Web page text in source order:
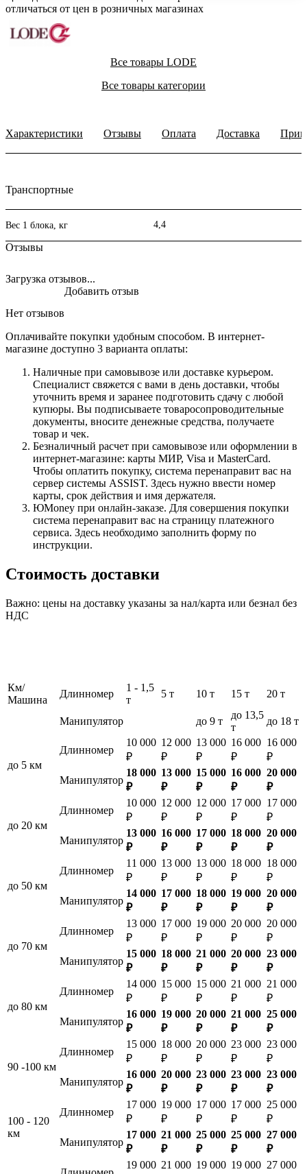
отличаться от цен в розничных магазинах
Все товары LODE
Все товары категории
Характеристики Отзывы Оплата Доставка
Транспортные
Вес 1 блока, кг 4,4
Отзывы
Загрузка отзывов...
Нет отзывов
Добавить отзыв
Оплачивайте покупки удобным способом. В интернет-
магазине доступно 3 варианта оплаты:
Наличные при самовывозе или доставке курьером.
Специалист свяжется с вами в день доставки, чтобы
уточнить время и заранее подготовить сдачу с любой
купюры. Вы подписываете товаросопроводительные
документы, вносите денежные средства, получаете
товар и чек.
Безналичный расчет при самовывозе или оформлении в
интернет-магазине: карты МИР, Visa и MasterCard.
Чтобы оплатить покупку, система перенаправит вас на
сервер системы ASSIST. Здесь нужно ввести номер
карты, срок действия и имя держателя.
ЮMoney при онлайн-заказе. Для совершения покупки
система перенаправит вас на страницу платежного
сервиса. Здесь необходимо заполнить форму по
инструкции.
Стоимость доставки
Важно: цены на доставку указаны за нал/карта или безнал без
НДС
Км/
Машина
Длинномер
1 - 1,5
т
5 т 10 т 15 т 20 т
Манипулятор до 9 т
до 13,5
т
до 18 т
до 5 км
Длинномер
10 000
₽
12 000
₽
13 000
₽
16 000
₽
16 000
₽
Манипулятор
18 000
₽
13 000
₽
15 000
₽
16 000
₽
20 000
₽
до 20 км
Длинномер
10 000
₽
12 000
₽
12 000
₽
17 000
₽
17 000
₽
Манипулятор
13 000
₽
16 000
₽
17 000
₽
18 000
₽
20 000
₽
до 50 км
Длинномер
11 000
₽
13 000
₽
13 000
₽
18 000
₽
18 000
₽
Манипулятор
14 000
₽
17 000
₽
18 000
₽
19 000
₽
20 000
₽
до 70 км
Длинномер
13 000
₽
17 000
₽
19 000
₽
20 000
₽
20 000
₽
Манипулятор
15 000
₽
18 000
₽
21 000
₽
20 000
₽
23 000
₽
до 80 км
Длинномер
14 000
₽
15 000
₽
15 000
₽
21 000
₽
21 000
₽
Манипулятор
16 000
₽
19 000
₽
20 000
₽
21 000
₽
25 000
₽
90 -100 км
Длинномер
15 000
₽
18 000
₽
20 000
₽
23 000
₽
23 000
₽
Манипулятор
16 000
₽
20 000
₽
23 000
₽
23 000
₽
23 000
₽
100 - 120
км
Длинномер
17 000
₽
19 000
₽
17 000
₽
17 000
₽
25 000
₽
Манипулятор
17 000
₽
21 000
₽
25 000
₽
25 000
₽
27 000
₽
19 000 21 000 19 000 19 000 27 000